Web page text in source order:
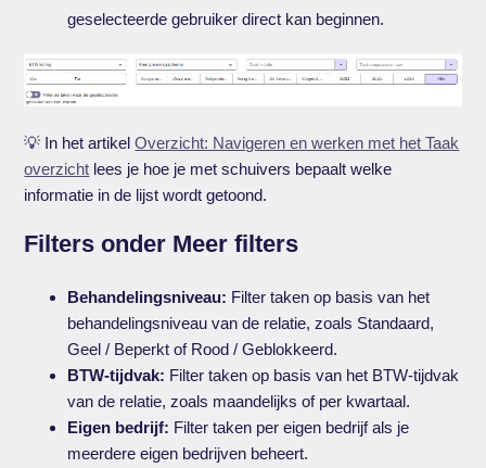
geselecteerde gebruiker direct kan beginnen.
💡 In het artikelOverzicht: Navigeren en werken met het Taak
overzicht lees je hoe je met schuivers bepaalt welke
informatie in de lijst wordt getoond.
Filters onder Meer filters
Behandelingsniveau: Filter taken op basis van het
behandelingsniveau van de relatie, zoals Standaard,
Geel / Beperkt of Rood / Geblokkeerd.
BTW-tijdvak: Filter taken op basis van het BTW-tijdvak
van de relatie, zoals maandelijks of per kwartaal.
Eigen bedrijf: Filter taken per eigen bedrijf als je
meerdere eigen bedrijven beheert.